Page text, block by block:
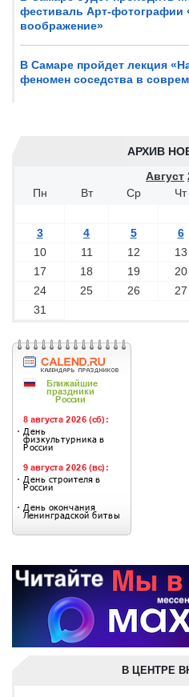
фестиваль Арт-фотографии
воображение»
В Самаре пройдет лекция
феномен соседства в
АРХИВ
Август
Пн
Вт Ср Чт
3
4 5 6
10
11 12 13
17
18 19 20
24
25 26 27
31
В ЦЕНТРЕ